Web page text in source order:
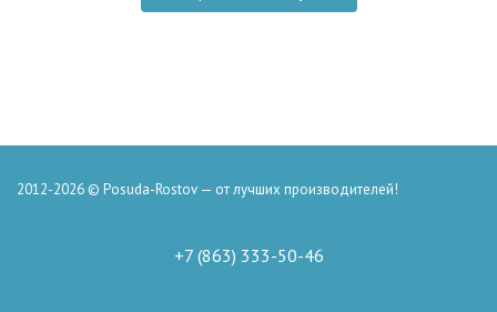
2012-2026 © Posuda-Rostov — от лучших производителей!
+7 (863) 333-50-46